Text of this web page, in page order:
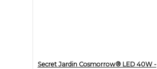
Secret Jardin Cosmorrow® LED 40W -